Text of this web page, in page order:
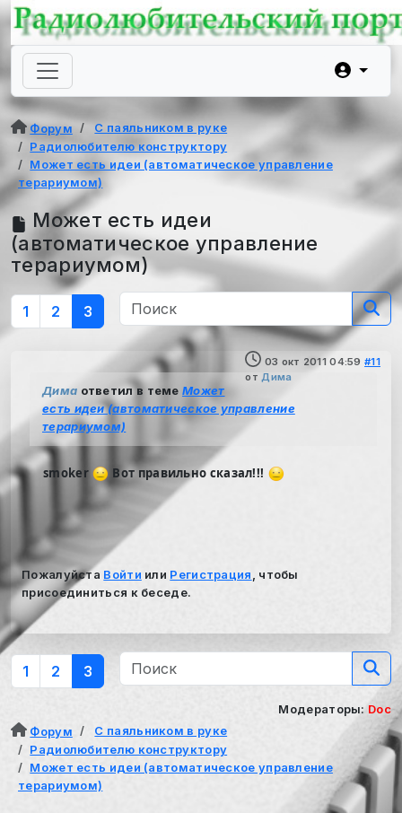
Форум
С паяльником в руке
Радиолюбителю конструктору
Может есть идеи (автоматическое управление
терариумом)
Может есть идеи
(автоматическое управление
терариумом)
1 2 3
03 окт 2011 04:59 #11
отДима
Дима ответил в темеМожет
есть идеи (автоматическое управление
терариумом)
smoker Вот правильно сказал!!!
Пожалуйста Войти или Регистрация
, чтобы
присоединиться к беседе.
1 2 3
Модераторы: Doc
Форум
С паяльником в руке
Радиолюбителю конструктору
Может есть идеи (автоматическое управление
терариумом)